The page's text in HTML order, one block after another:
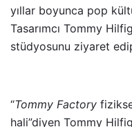
yıllar boyunca pop
Tasarımcı Tommy
stüdyosunu ziyaret
“Tommy Factory
hali”diyen Tommy